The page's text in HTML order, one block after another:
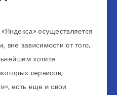
осуществляется
зависимости от того,
хотите
сервисов,
есть еще и свои